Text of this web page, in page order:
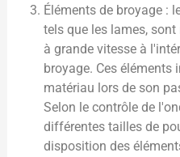
Éléments de broyage :
tels que les lames,
à grande vitesse à
broyage. Ces éléments
matériau lors de son
Selon le contrôle de
différentes tailles de
disposition des